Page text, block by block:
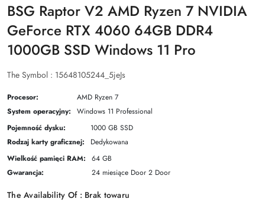
BSG Raptor V2 AMD Ryzen 7 NVIDIA
GeForce RTX 4060 64GB DDR4
1000GB SSD Windows 11 Pro
The Symbol : 15648105244_5jeJs
Procesor:
AMD Ryzen 7
System operacyjny:
Windows 11 Professional
Pojemność dysku:
1000 GB SSD
Rodzaj karty graficznej:
Dedykowana
Wielkość pamięci RAM:
64 GB
Gwarancja:
24 miesiące Door 2 Door
The Availability Of : Brak towaru